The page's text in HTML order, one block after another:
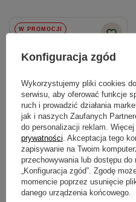
W PROMOCJI
Reparator (ABS/PC) Ideal 1/2-5/8
Konfiguracja zgód
Wykorzystujemy pliki cookies do
serwisu, aby oferować funkcje
ruch i prowadzić działania
jak i naszych Zaufanych
do personalizacji reklam.
prywatności . Akceptacja tego
zapisywanie na Twoim
przechowywania lub dostępu do
„Konfiguracja zgód”. Zgodę
momencie poprzez usunięcie
danego urządzenia końcowego.